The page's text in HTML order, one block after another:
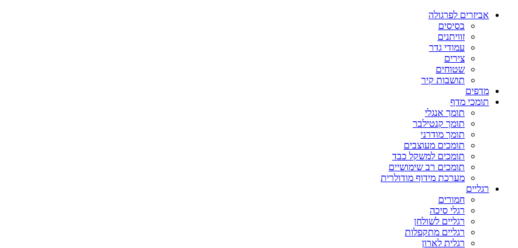
אביזרים לפרגולה
בסיסים
זוויתנים
עמודי גדר
צירים
שטוחים
תושבות קיר
מדפים
תומכי מדף
תומך אנגלי
תומך קנטילבר
תומך מודרני
תומכים מעוצבים
תומכים למשקל כבד
תומכים רב שימושיים
מערכת מידוף מודולרית
רגליים
חמורים
רגלי סיכה
רגליים לשולחן
רגליים מתקפלות
רגלית לארון